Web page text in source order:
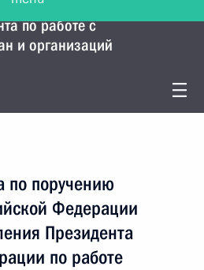
по работе с
и организаций
по поручению
Федерации
Президента
по работе